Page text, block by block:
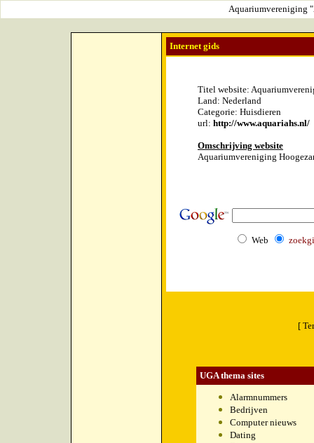
Aquariumvereniging
Internet gids
Titel website:
Land: Nederland
Categorie: Huisdieren
url: http://www.aquariahs.nl/
Omschrijving website
Aquariumvereniging
Web
[
UGA thema sites
Alarmnummers
Bedrijven
Computer nieuws
Dating